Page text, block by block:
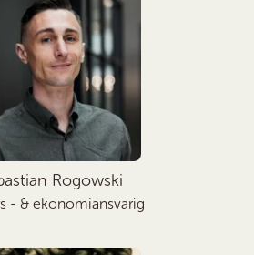
Rogowski
- & ekonomiansvarig